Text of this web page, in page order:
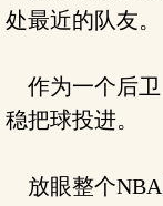
处最近的队友。
作为一个后卫
稳把球投进。
放眼整个NBA